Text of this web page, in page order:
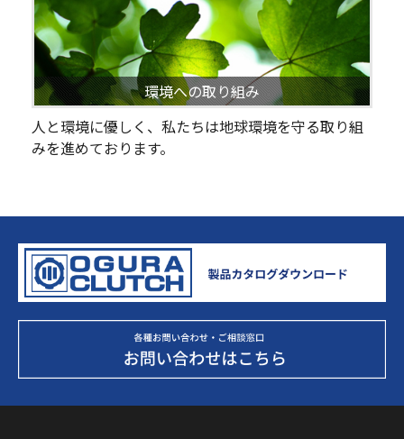
環境への取り組み
人と環境に優しく、私たちは地球環境を守る取り組
みを進めております。